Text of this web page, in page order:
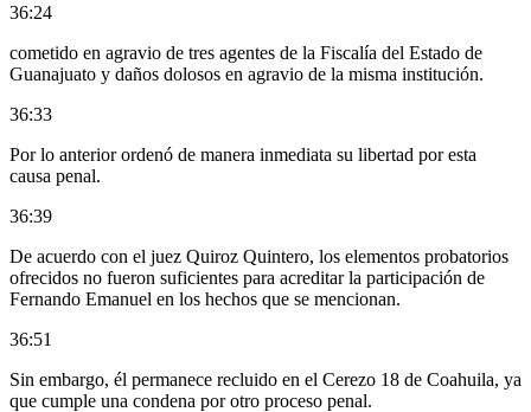
36:24
cometido en agravio de tres agentes de la Fiscalía del Estado de
Guanajuato y daños dolosos en agravio de la misma institución.
36:33
Por lo anterior ordenó de manera inmediata su libertad por esta
causa penal.
36:39
De acuerdo con el juez Quiroz Quintero, los elementos probatorios
ofrecidos no fueron suficientes para acreditar la participación de
Fernando Emanuel en los hechos que se mencionan.
36:51
Sin embargo, él permanece recluido en el Cerezo 18 de Coahuila, ya
que cumple una condena por otro proceso penal.